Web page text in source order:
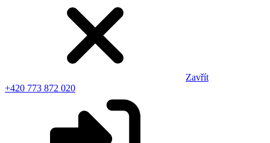
Zavřít
+420 773 872 020